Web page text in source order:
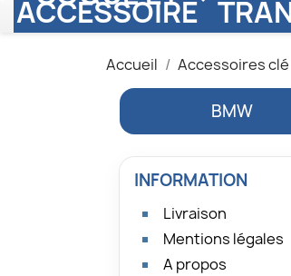
ACCESSOIRE
Accueil Accessoires clé
BMW
INFORMATION
Livraison
Mentions légales
A propos